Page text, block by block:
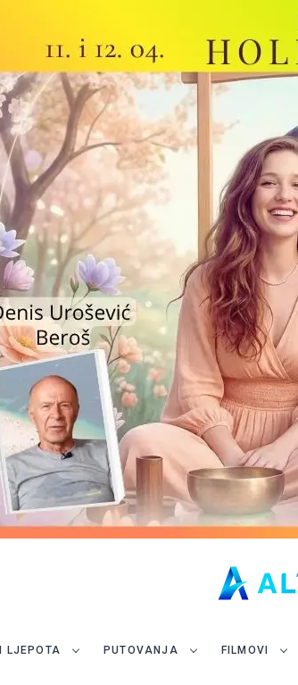
LJEPOTA PUTOVANJA FILMOVI